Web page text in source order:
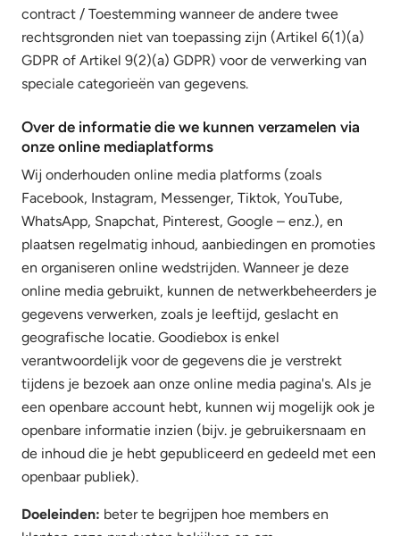
contract / Toestemming wanneer de andere twee
rechtsgronden niet van toepassing zijn (Artikel 6(1)(a)
GDPR of Artikel 9(2)(a) GDPR) voor de verwerking van
speciale categorieën van gegevens.
Over de informatie die we kunnen verzamelen via
onze online mediaplatforms
Wij onderhouden online media platforms (zoals
Facebook, Instagram, Messenger, Tiktok, YouTube,
WhatsApp, Snapchat, Pinterest, Google – enz.), en
plaatsen regelmatig inhoud, aanbiedingen en promoties
en organiseren online wedstrijden. Wanneer je deze
online media gebruikt, kunnen de netwerkbeheerders je
gegevens verwerken, zoals je leeftijd, geslacht en
geografische locatie. Goodiebox is enkel
verantwoordelijk voor de gegevens die je verstrekt
tijdens je bezoek aan onze online media pagina's. Als je
een openbare account hebt, kunnen wij mogelijk ook je
openbare informatie inzien (bijv. je gebruikersnaam en
de inhoud die je hebt gepubliceerd en gedeeld met een
openbaar publiek).
Doeleinden: beter te begrijpen hoe members en